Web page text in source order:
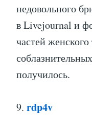
недовольного
в Livejournal и
частей
получилось.
9. rdp4v